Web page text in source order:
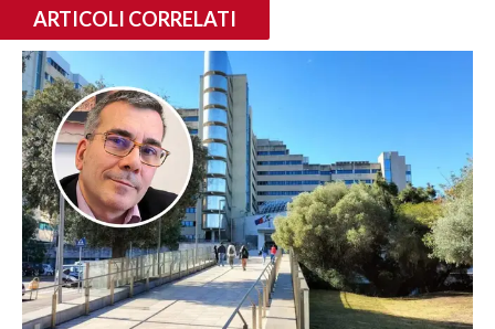
ARTICOLI CORRELATI